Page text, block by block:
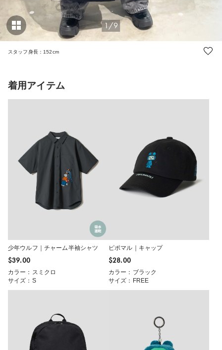
1/9
スタッフ身長：152cm
着用アイテム
少年ウルフ｜チャーム半袖シャツ
$‌39.00
カラー：スミクロ
サイズ：S
ピポマル｜キャップ
$‌28.00
カラー：ブラック
サイズ：FREE